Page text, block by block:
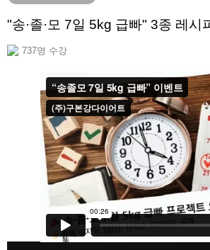
"송·졸·모 7일 5kg 급빠" 3종 레시
737명 수강